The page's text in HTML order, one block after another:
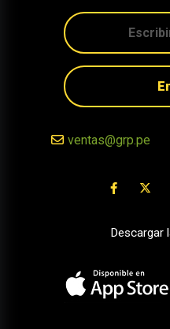
ventas@grp.pe
Descargar